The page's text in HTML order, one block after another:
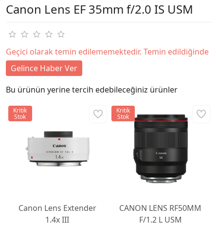
Canon Lens EF 35mm f/2.0 IS USM
Geçici olarak temin edilememektedir. Temin edildiğinde
Gelince Haber Ver
Bu ürünün yerine tercih edebileceğiniz ürünler
Canon Lens Extender
1.4x III
Kritik
Stok
CANON LENS RF50MM
F/1.2 L USM
Kritik
Stok